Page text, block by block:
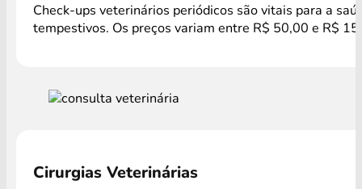
Check-ups veterinários periódicos são vitais para a
tempestivos. Os preços variam entre R$ 50,00 e R$
Cirurgias Veterinárias